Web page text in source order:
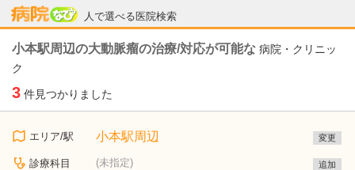
人で選べる医院検索
病院なび
小本駅周辺の大動脈瘤の治療/対応が可能な 病院・クリニッ
ク
3 件見つかりました
エリア/駅 小本駅周辺 変更
診療科目 (未指定) 追加